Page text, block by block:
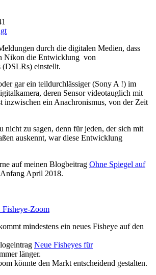
durch die digitalen Medien, dass
Nikon die Entwicklung von
(DSLRs) einstellt.
gar ein teildurchlässiger (Sony A !) im
deren Sensor videotauglich mit
inzwischen ein Anachronismus, von der Zeit
nicht zu sagen, denn für jeden, der sich mit
auskennt, war diese Entwicklung
auf meinen Blogbeitrag Ohne Spiegel auf
April 2018.
Zoom
mindestens ein neues Fisheye auf den
Neue Fisheyes für
länger.
könnte den Markt entscheidend gestalten.